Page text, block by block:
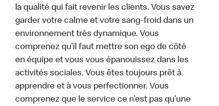
la qualité qui fait revenir les clients. Vous savez
garder votre calme et votre sang-froid dans un
environnement très dynamique. Vous
comprenez qu’il faut mettre son ego de côté
en équipe et vous vous épanouissez dans les
activités sociales. Vous êtes toujours prêt à
apprendre et à vous perfectionner. Vous
comprenez que le service ce n’est pas qu’une